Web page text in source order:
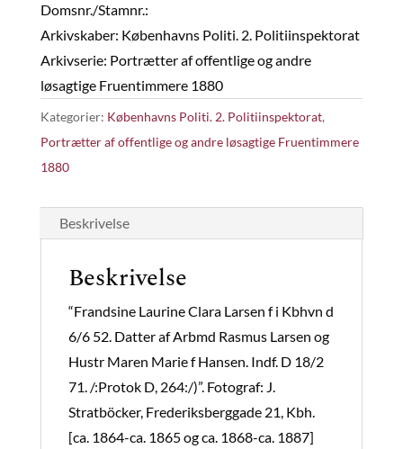
Domsnr./Stamnr.:
Arkivskaber: Københavns Politi. 2. Politiinspektorat
Arkivserie: Portrætter af offentlige og andre
løsagtige Fruentimmere 1880
Kategorier: Københavns Politi. 2. Politiinspektorat,
Portrætter af offentlige og andre løsagtige Fruentimmere
1880
Beskrivelse
Beskrivelse
“Frandsine Laurine Clara Larsen f i Kbhvn d
6/6 52. Datter af Arbmd Rasmus Larsen og
Hustr Maren Marie f Hansen. Indf. D 18/2
71. /:Protok D, 264:/)”. Fotograf: J.
Stratböcker, Frederiksberggade 21, Kbh.
[ca. 1864-ca. 1865 og ca. 1868-ca. 1887]